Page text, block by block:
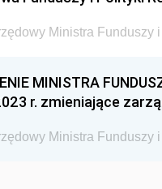
Ministra
MINISTRA
r. zmieniające
Ministra Funduszy